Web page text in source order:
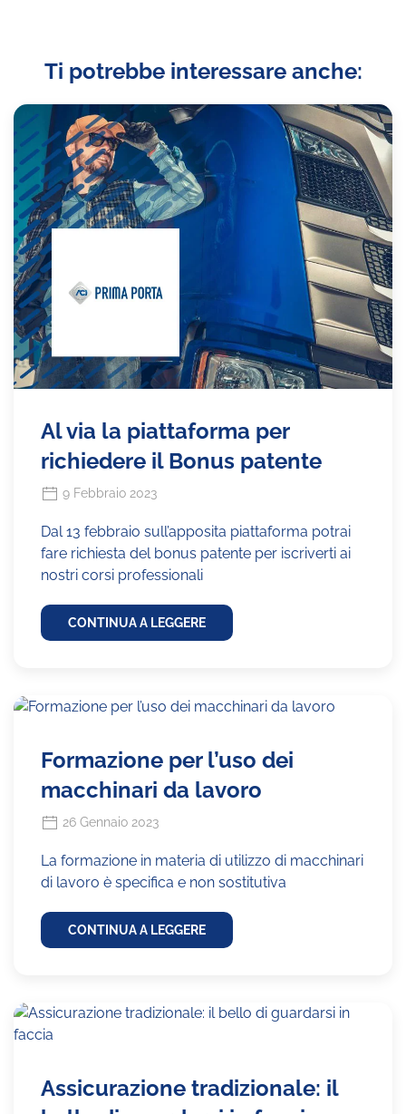
Ti potrebbe interessare anche:
Al via la piattaforma per
richiedere il Bonus patente
9 Febbraio 2023
Dal 13 febbraio sull’apposita piattaforma potrai
fare richiesta del bonus patente per iscriverti ai
nostri corsi professionali
CONTINUA A LEGGERE
Formazione per l’uso dei
macchinari da lavoro
26 Gennaio 2023
La formazione in materia di utilizzo di macchinari
di lavoro è specifica e non sostitutiva
CONTINUA A LEGGERE
Assicurazione tradizionale: il